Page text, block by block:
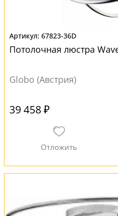
67823-36D
Потолочная люстра
Globo (Австрия)
39 458 ₽